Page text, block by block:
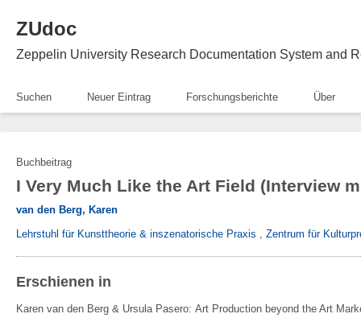
ZUdoc
Zeppelin University Research Documentation System and
Suchen Neuer Eintrag Forschungsberichte Über
Buchbeitrag
I Very Much Like the Art Field (Interview
van den Berg, Karen
Lehrstuhl für Kunsttheorie & inszenatorische Praxis , Zentrum für
Erschienen in
Karen van den Berg & Ursula Pasero: Art Production beyond the Art